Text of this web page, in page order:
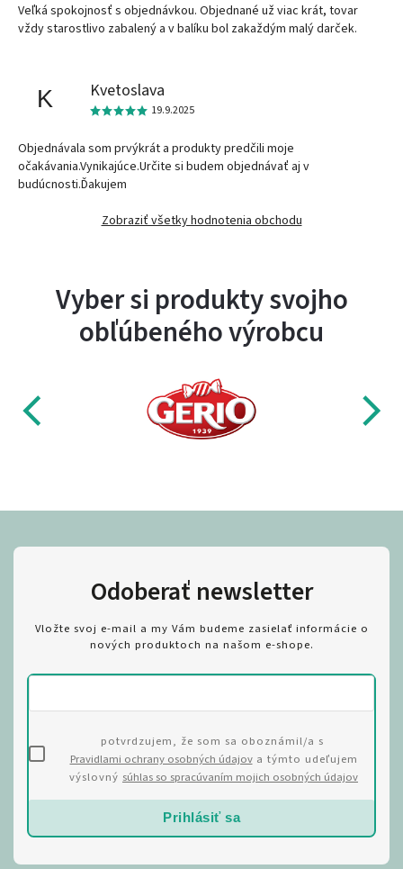
Veľká spokojnosť s objednávkou. Objednané už viac krát, tovar
vždy starostlivo zabalený a v balíku bol zakaždým malý darček.
K Kvetoslava
19.9.2025
Objednávala som prvýkrát a produkty predčili moje
očakávania.Vynikajúce.Určite si budem objednávať aj v
budúcnosti.Ďakujem
Zobraziť všetky hodnotenia obchodu
Vyber si produkty svojho
obľúbeného výrobcu
Odoberať newsletter
Vložte svoj e-mail a my Vám budeme zasielať informácie o
nových produktoch na našom e-shope.
potvrdzujem, že som sa oboznámil/a s
Pravidlami ochrany osobných údajova týmto udeľujem
výslovný súhlas so spracúvaním mojich osobných údajov
Prihlásiť sa